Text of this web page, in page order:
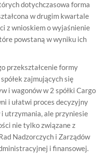
dotychczasowa forma
w drugim kwartale
z wnioskiem o wyjaśnienie
powstaną w wyniku ich
przekształcenie formy
zajmujących się
i wagonów w 2 spółki Cargo
i ułatwi proces decyzyjny
utrzymania, ale przyniesie
nie tylko związane z
Nadzorczych i Zarządów
i finansowej.